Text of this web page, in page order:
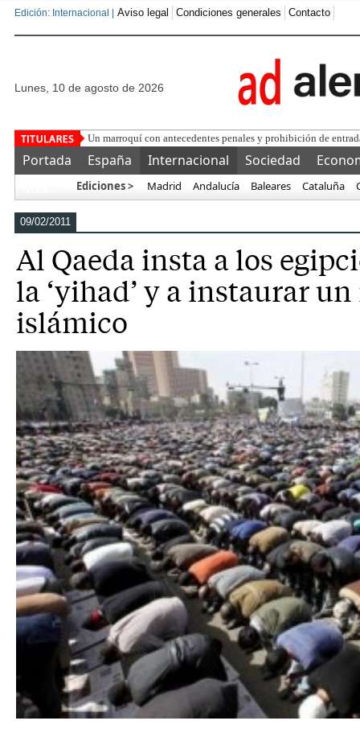
Edición: Internacional | Aviso legal Condiciones generales Contacto
lunes, 10 de agosto de 2026
Portada España Internacional Sociedad
Ediciones > Madrid Andalucía Baleares Cataluña
09/02/2011
Al Qaeda insta a los
la ‘yihad’ y a instaurar
islámico